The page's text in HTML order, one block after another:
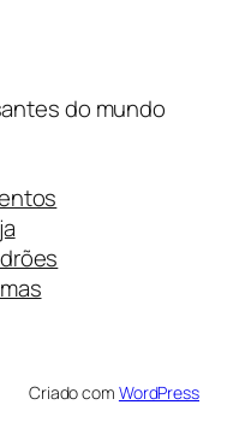
do mundo
Criado com WordPress